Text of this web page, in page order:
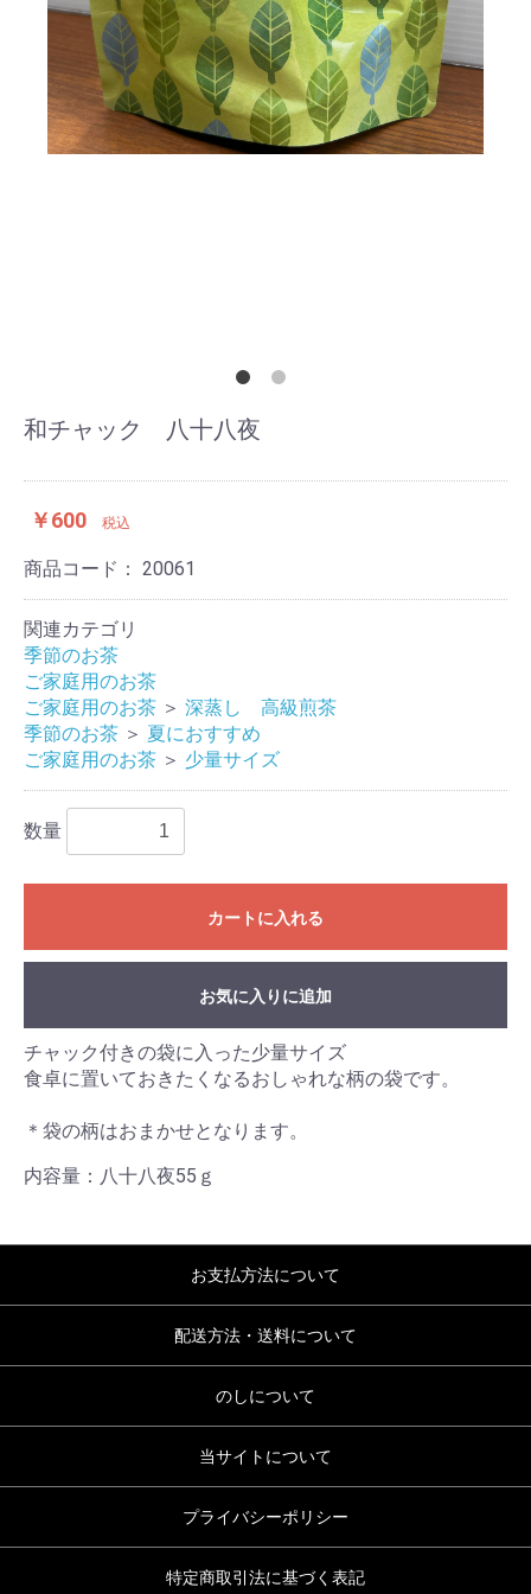
和チャック 八十八夜
￥600 税込
商品コード： 20061
関連カテゴリ
季節のお茶
ご家庭用のお茶
ご家庭用のお茶 ＞ 深蒸し 高級煎茶
季節のお茶 ＞ 夏におすすめ
ご家庭用のお茶 ＞ 少量サイズ
数量
カートに入れる
お気に入りに追加
チャック付きの袋に入った少量サイズ
食卓に置いておきたくなるおしゃれな柄の袋です。
＊袋の柄はおまかせとなります。
内容量：八十八夜55ｇ
お支払方法について
配送方法・送料について
のしについて
当サイトについて
プライバシーポリシー
特定商取引法に基づく表記